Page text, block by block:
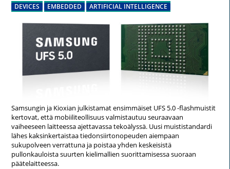
DEVICES EMBEDDED ARTIFICIAL INTELLIGENCE
Samsungin ja Kioxian julkistamat ensimmäiset UFS 5.0 -flashmuistit
kertovat, että mobiiliteollisuus valmistautuu seuraavaan
vaiheeseen laitteessa ajettavassa tekoälyssä. Uusi muististandardi
lähes kaksinkertaistaa tiedonsiirtonopeuden aiempaan
sukupolveen verrattuna ja poistaa yhden keskeisistä
pullonkauloista suurten kielimallien suorittamisessa suoraan
päätelaitteessa.